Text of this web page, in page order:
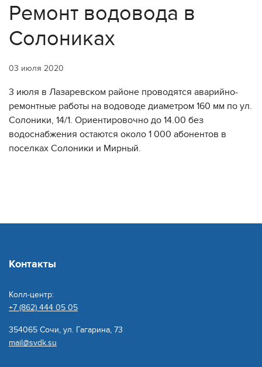
Ремонт водовода в
Солониках
03 июля 2020
3 июля в Лазаревском районе проводятся аварийно-
ремонтные работы на водоводе диаметром 160 мм по ул.
Солоники, 14/1. Ориентировочно до 14.00 без
водоснабжения остаются около 1 000 абонентов в
поселках Солоники и Мирный.
Контакты
Колл-центр:
+7 (862) 444 05 05
354065 Сочи, ул. Гагарина, 73
mail@svdk.su